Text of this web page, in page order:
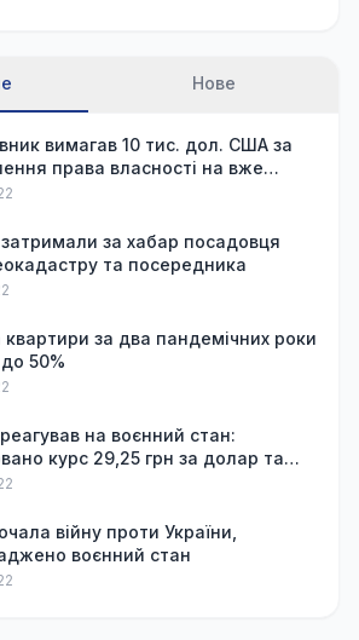
Нове
вимагав 10 тис. дол. США за
права власності на вже
квартиру
затримали за хабар посадовця
та посередника
квартири за два пандемічних роки
50%
на воєнний стан:
курс 29,25 грн за долар та
зняття готівки
війну проти України,
воєнний стан